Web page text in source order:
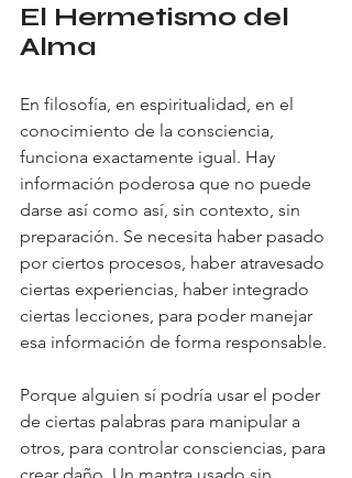
El Hermetismo del
Alma
En filosofía, en espiritualidad, en el
conocimiento de la consciencia,
funciona exactamente igual. Hay
información poderosa que no puede
darse así como así, sin contexto, sin
preparación. Se necesita haber pasado
por ciertos procesos, haber atravesado
ciertas experiencias, haber integrado
ciertas lecciones, para poder manejar
esa información de forma responsable.
Porque alguien sí podría usar el poder
de ciertas palabras para manipular a
otros, para controlar consciencias, para